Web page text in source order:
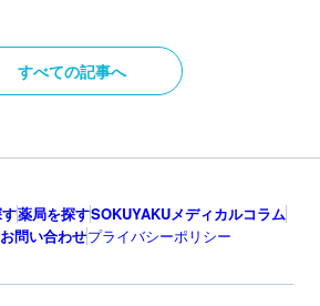
すべての記事へ
薬局を探すSOKUYAKUメディカルコラム
お問い合わせプライバシーポリシー